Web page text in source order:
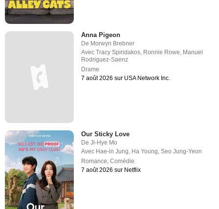
Anna Pigeon
De Morwyn Brebner
AvecTracy Spiridakos, Ronnie Rowe, Manuel
Rodriguez-Saenz
Drame
7 août 2026 sur USA Network Inc.
Our Sticky Love
DeJi-Hye Mo
Avec Hae-in Jung, Ha Young,Seo Jung-Yeon
Romance,Comédie
7 août 2026 sur Netflix